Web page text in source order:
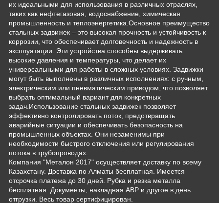
их идеальными для использования в различных отраслях,
таких как нефтегазовая, водоснабжение, химическая
промышленность и теплоэнергетика.Основное преимущество
стальных задвижек – это высокая прочность и устойчивость к
коррозии, что обеспечивает долговечность и надежность в
эксплуатации. Эти устройства способны выдерживать
высокие давления и температуры, что делает их
универсальными для работы в сложных условиях. Задвижки
могут быть выполнены в различных исполнениях: с ручным,
электрическим или пневматическим приводом, что позволяет
выбрать оптимальный вариант для конкретных
задач.Использование стальных задвижек позволяет
эффективно контролировать поток, предотвращать
аварийные ситуации и обеспечивать безопасность на
промышленных объектах. Они незаменимы при
необходимости быстрого отключения или регулирования
потока в трубопроводах.
Компания "Металон 2017" осуществляет доставку по всему
Казахстану. Доставка по Алматы бесплатная. Имеется
отсрочка платежа до 30 дней. Рубка и резка металла
бесплатная. Документы, накладная АВР и другое в день
отгрузки. Весь товар сертифицирован.